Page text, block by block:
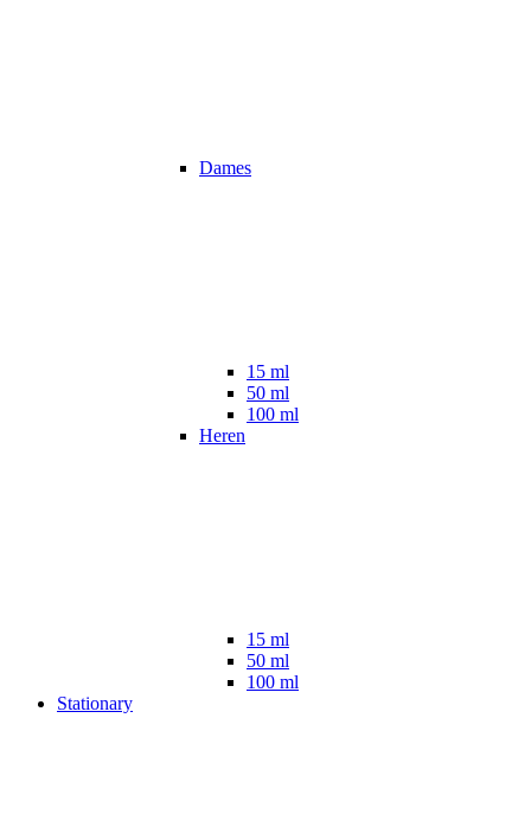
Dames
15 ml
50 ml
100 ml
Heren
15 ml
50 ml
100 ml
Stationary